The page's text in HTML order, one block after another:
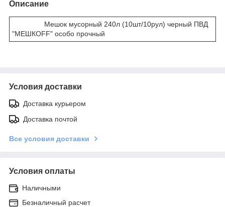
Описание
Мешок мусорный 240л (10шт/10рул) черный ПВД
"МЕШКОFF" особо прочный
Условия доставки
Доставка курьером
Доставка почтой
Все условия доставки
Условия оплаты
Наличными
Безналичный расчет